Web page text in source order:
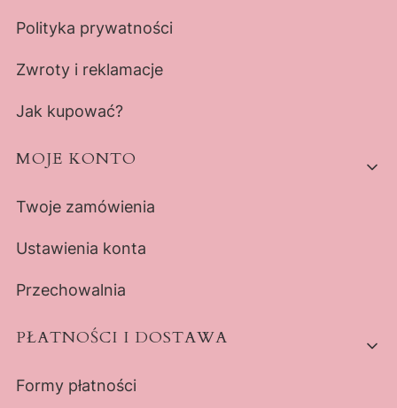
Polityka prywatności
Zwroty i reklamacje
Jak kupować?
MOJE KONTO
Twoje zamówienia
Ustawienia konta
Przechowalnia
PŁATNOŚCI I DOSTAWA
Formy płatności